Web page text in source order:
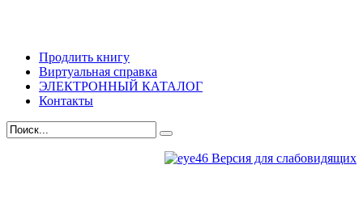
Продлить книгу
Виртуальная справка
ЭЛЕКТРОННЫЙ КАТАЛОГ
Контакты
Версия для слабовидящих